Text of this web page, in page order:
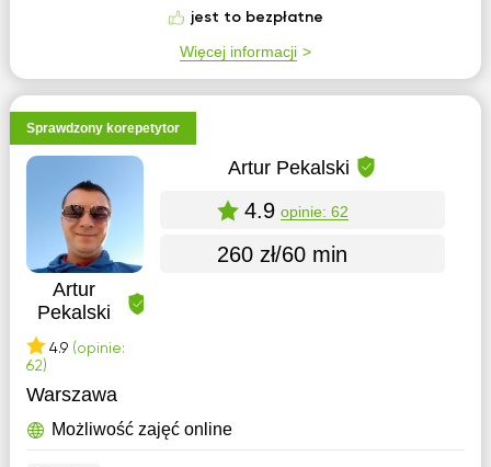
jest to bezpłatne
Więcej informacji
Sprawdzony korepetytor
Artur
Pekalski
4.9 (opinie:
62)
Artur Pekalski
4.9 opinie: 62
260 zł/60 min
Warszawa
Możliwość zajęć online